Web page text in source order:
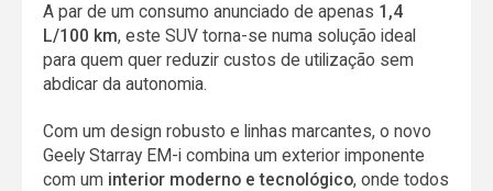
A par de um consumo anunciado de apenas 1,4
L/100 km, este SUV torna-se numa solução ideal
para quem quer reduzir custos de utilização sem
abdicar da autonomia.
Com um design robusto e linhas marcantes, o novo
Geely Starray EM-i combina um exterior imponente
com um interior moderno e tecnológico, onde todos